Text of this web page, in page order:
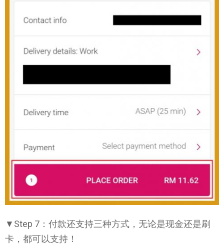
▼Step 7：付款还支持三种方式，无论是现金还是刷
卡，都可以支持！